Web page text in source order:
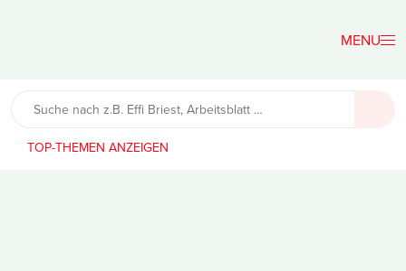
Lehrerfreund
TOP-THEMEN